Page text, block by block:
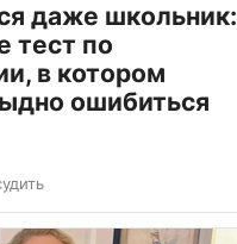
даже школьник:
тест по
в котором
ошибиться